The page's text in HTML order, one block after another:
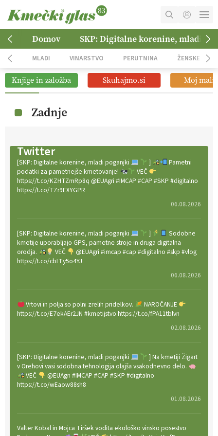
MOJ RAČUN
NAROČITE SE
OGLASNO TRŽENJE
Domov SKP: Digitalne korenine, mladi
MLADI VINARSTVO PERUTNINA ŽENSKE
Knjige in založba Skuhajmo.si Moj mali
Zadnje
Twitter
[SKP: Digitalne korenine, mladi poganjki ]
Pametni
podatki za pametnejše kmetovanje!
VEČ
https://t.co/KZHTZmRp8q @EUAgri #IMCAP #CAP #SKP #digitalno
https://t.co/TZr9EXYGPR
06.08.2026
[SKP: Digitalne korenine, mladi poganjki ]
Sodobne
kmetije uporabljajo GPS, pametne stroje in druga digitalna
orodja.
VEČ
@EUAgri #imcap #cap #digitalno #skp #vlog
https://t.co/cbLTy5o4YJ
06.08.2026
Vrtovi in polja so polni zrelih pridelkov.
NAROČANJE
https://t.co/E7ekAEr2JN #kmetijstvo https://t.co/fPA11tblvn
02.08.2026
[SKP: Digitalne korenine, mladi poganjki
] Na kmetiji Žigart
v Orehovi vasi sodobna tehnologija olajša vsakodnevno delo.
VEČ
@EUAgri #IMCAP #CAP #SKP #digitalno
https://t.co/wEaow88sh8
01.08.2026
Valter Kobal in Mojca Tiršek vodita ekološko vinsko posestvo